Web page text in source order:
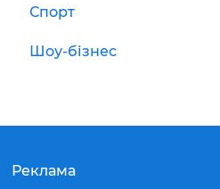
Спорт
Шоу-бізнес
Реклама